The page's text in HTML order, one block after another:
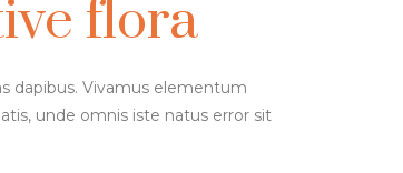
flora
dapibus. Vivamus elementum
unde omnis iste natus error sit